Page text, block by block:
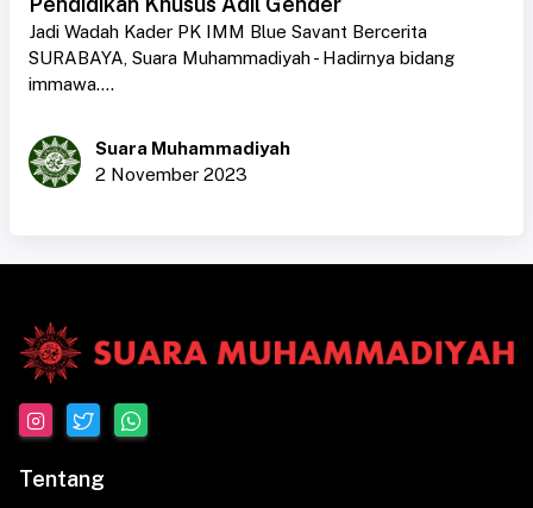
Jadi Wadah Kader PK IMM Blue Savant Bercerita
SURABAYA, Suara Muhammadiyah - Hadirnya bidang
immawa....
Suara Muhammadiyah
2 November 2023
Tentang